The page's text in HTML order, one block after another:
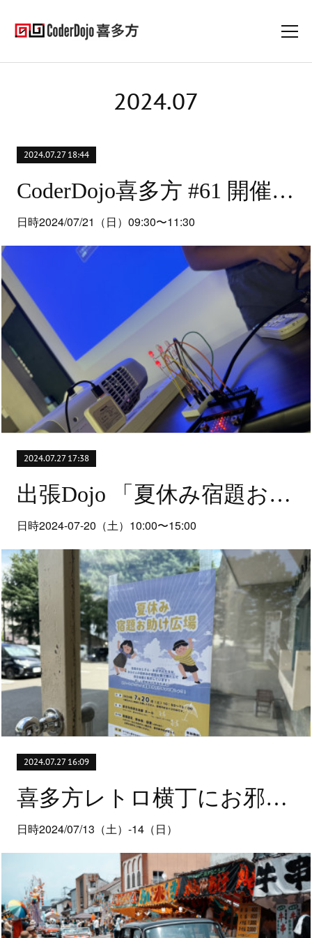
2024.07
2024.07.27 18:44
CoderDojo喜多方 #61 開催レポート
日時2024/07/21（日）09:30〜11:30
2024.07.27 17:38
出張Dojo 「夏休み宿題お助け広場2024」
日時2024-07-20（土）10:00〜15:00
2024.07.27 16:09
喜多方レトロ横丁にお邪魔しました
日時2024/07/13（土）-14（日）